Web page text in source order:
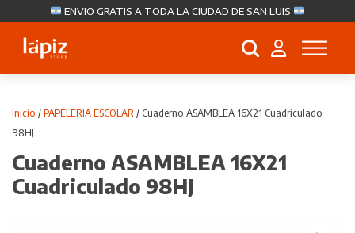
ENVIO GRATIS A TODA LA CIUDAD DE SAN LUIS
Búsqueda
Inicio / PAPELERIA ESCOLAR / Cuaderno ASAMBLEA 16X21 Cuadriculado
98HJ
Cuaderno ASAMBLEA 16X21
Cuadriculado 98HJ